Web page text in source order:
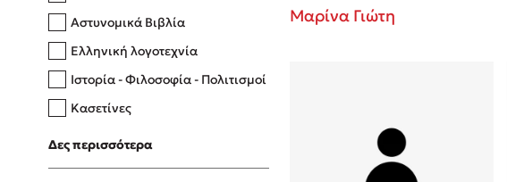
Δανάη Δεληγεώργη
Πάνω, κάτω, μπροστά, πίσω
Αστυνομικά Βιβλία
Ελληνική λογοτεχνία
Ιστορία - Φιλοσοφία - Πολιτισμοί
Κασετίνες
Λευκώματα - Έγχρωμοι οδηγοί
Μαγειρική
Δες περισσότερα
Μαρίνα Γιώτη